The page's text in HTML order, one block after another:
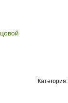
Категория: